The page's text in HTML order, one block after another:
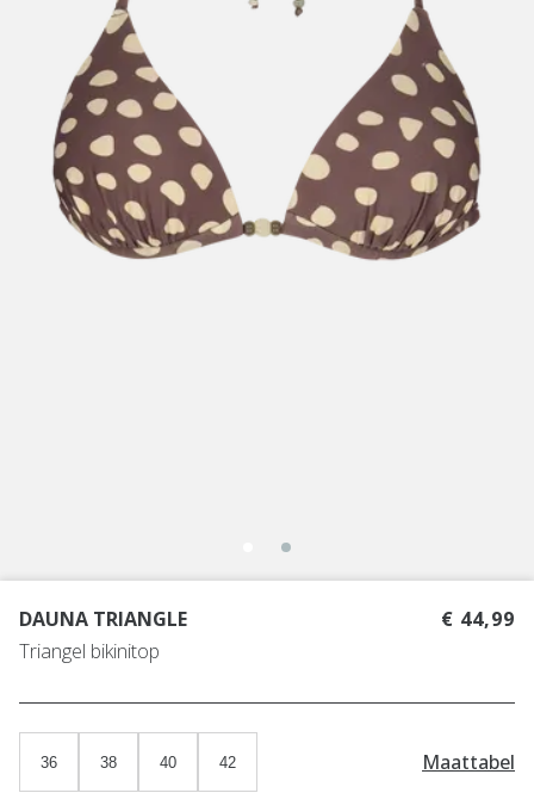
DAUNA TRIANGLE
Triangel bikinitop
€ 44,99
36 38 40 42 Maattabel